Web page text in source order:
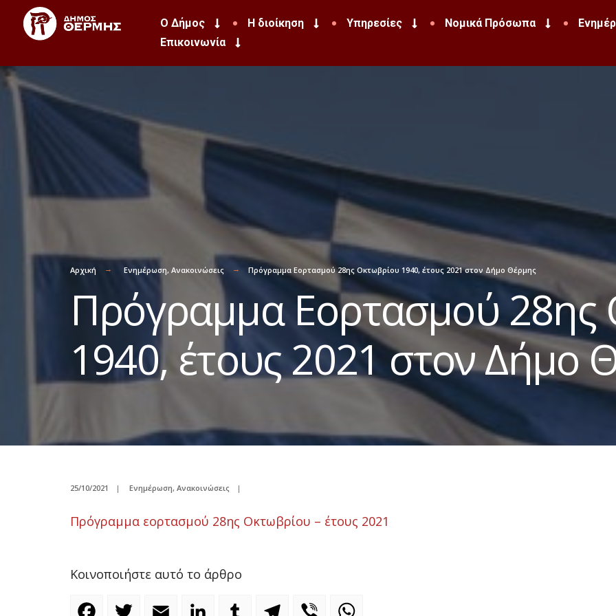
Ο Δήμος Η διοίκηση Υπηρεσίες Νομικά Πρόσωπα
Επικοινωνία
Αρχική Ενημέρωση, Ανακοινώσεις Πρόγραμμα Εορτασμού 28ης Οκτωβρίου 1940, έτους 2021 στον Δήμο Θέρμης
Πρόγραμμα Εορτασμού 28ης
1940, έτους 2021 στον Δήμο
25/10/2021 | Ενημέρωση, Ανακοινώσεις |
Πρόγραμμα εορτασμού 28ης Οκτωβρίου – έτους 2021
Κοινοποιήστε αυτό το άρθρο